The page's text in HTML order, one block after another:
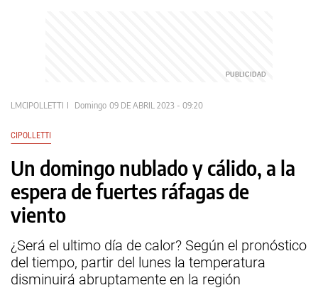
LMCIPOLLETTI Domingo 09 DE ABRIL 2023 - 09:20
CIPOLLETTI
Un domingo nublado y cálido, a la
espera de fuertes ráfagas de
viento
¿Será el ultimo día de calor? Según el pronóstico
del tiempo, partir del lunes la temperatura
disminuirá abruptamente en la región